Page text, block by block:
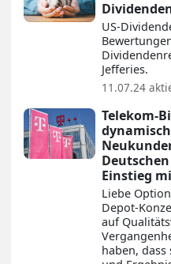
US-
Jefferies.
11.07.24
Telekom-
Einstieg
Liebe
Depot-
auf
haben,